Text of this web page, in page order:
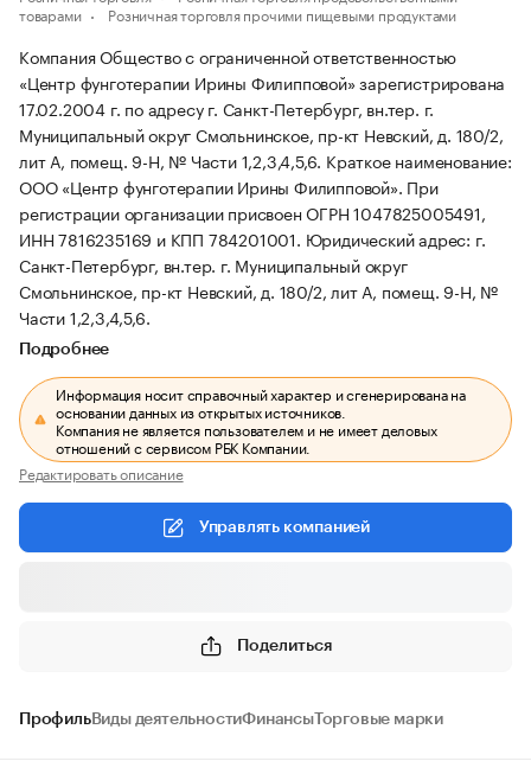
товарами
Розничная торговля прочими пищевыми продуктами
Компания Общество с ограниченной ответственностью
«Центр фунготерапии Ирины Филипповой» зарегистрирована
17.02.2004 г. по адресу г. Санкт-Петербург, вн.тер. г.
Муниципальный округ Смольнинское, пр-кт Невский, д. 180/2,
лит А, помещ. 9-Н, № Части 1,2,3,4,5,6. Краткое наименование:
ООО «Центр фунготерапии Ирины Филипповой». При
регистрации организации присвоен ОГРН 1047825005491,
ИНН 7816235169 и КПП 784201001. Юридический адрес: г.
Санкт-Петербург, вн.тер. г. Муниципальный округ
Смольнинское, пр-кт Невский, д. 180/2, лит А, помещ. 9-Н, №
Части 1,2,3,4,5,6.
Подробнее
Информация носит справочный характер и сгенерирована на
основании данных из открытых источников.
Компания не является пользователем и не имеет деловых
отношений с сервисом РБК Компании.
Редактировать описание
Управлять компанией
Поделиться
ПрофильВиды деятельностиФинансыТорговые марки